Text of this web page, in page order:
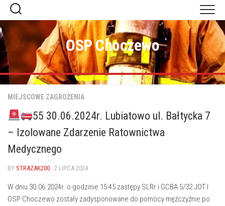
Skip
content
OSP Choczewo
MIEJSCOWE ZAGROŻENIA
55 30.06.2024r. Lubiatowo ul. Bałtycka 7
– Izolowane Zdarzenie Ratownictwa
Medycznego
BY STRAZAK200 · 2 LIPCA 2024
W dniu 30.06.2024r. o godzinie 15:45 zastępy SLRr i GCBA 5/32 JOT I
OSP Choczewo zostały zadysponowane do pomocy mężczyźnie po